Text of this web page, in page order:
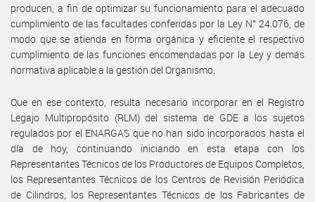
producen, a fin de optimizar su funcionamiento para el adecuado
cumplimiento de las facultades conferidas por la Ley N° 24.076, de
modo que se atienda en forma orgánica y eficiente el respectivo
cumplimiento de las funciones encomendadas por la Ley y demás
normativa aplicable a la gestión del Organismo.
Que en ese contexto, resulta necesario incorporar en el Registro
Legajo Multipropósito (RLM) del sistema de GDE a los sujetos
regulados por el ENARGAS que no han sido incorporados hasta el
día de hoy, continuando iniciando en esta etapa con los
Representantes Técnicos de los Productores de Equipos Completos,
los Representantes Técnicos de los Centros de Revisión Periódica
de Cilindros, los Representantes Técnicos de los Fabricantes de